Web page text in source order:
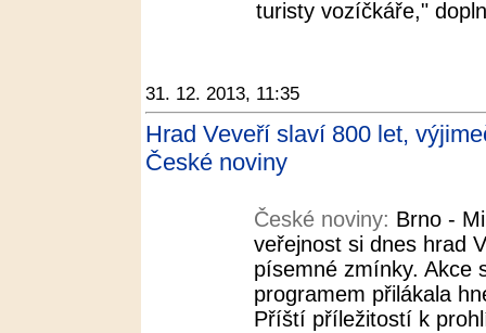
turisty vozíčkáře,"
31. 12. 2013, 11:35
Hrad Veveří slaví 800 let,
České noviny
České noviny: Brno -
veřejnost si dnes hrad
písemné zmínky. Akce
programem přilákala
Příští příležitostí k